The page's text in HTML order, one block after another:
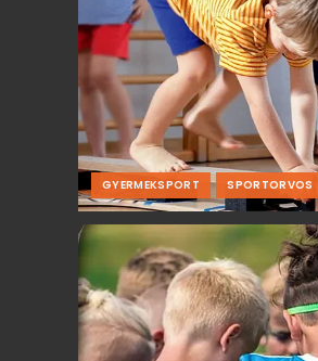
GYERMEKSPORT SPORTORVOS